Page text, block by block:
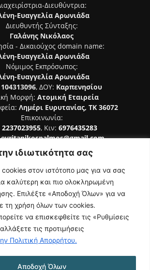
ιδιωτικότητα σας
στον ιστότοπο μας για να σας
καλύτερη και πιο ολοκληρωμένη
Επιλέξτε «Αποδοχή Όλων» για να
τη χρήση όλων των cookies.
να επισκεφθείτε τις «Ρυθμίσεις
τις προτιμήσεις
Πολιτική Απορρήτου.
Αποδοχή Όλων
Διευθύντρια:
Ευαγγελία Αρωνιάδα
Διευθυντής Σύνταξης:
Γαλάνης Νικόλαος
- Δικαιούχος domain name:
Ευαγγελία Αρωνιάδα
Νόμιμος Εκπρόσωπος:
Ευαγγελία Αρωνιάδα
104313096, ΔΟΥ: Καρπενησίου
Μορφή: Ατομική Εταιρεία
Λημέρι Ευρυτανίας, ΤΚ 36072
Επικοινωνία:
2237023955, Κιν: 6976435283
evritanikospalmos@gmail.com
Πιστοποίησης Μ.Η.Τ. 242044
ΑΚΟΛΟΥΘΗΣΕ ΜΑΣ